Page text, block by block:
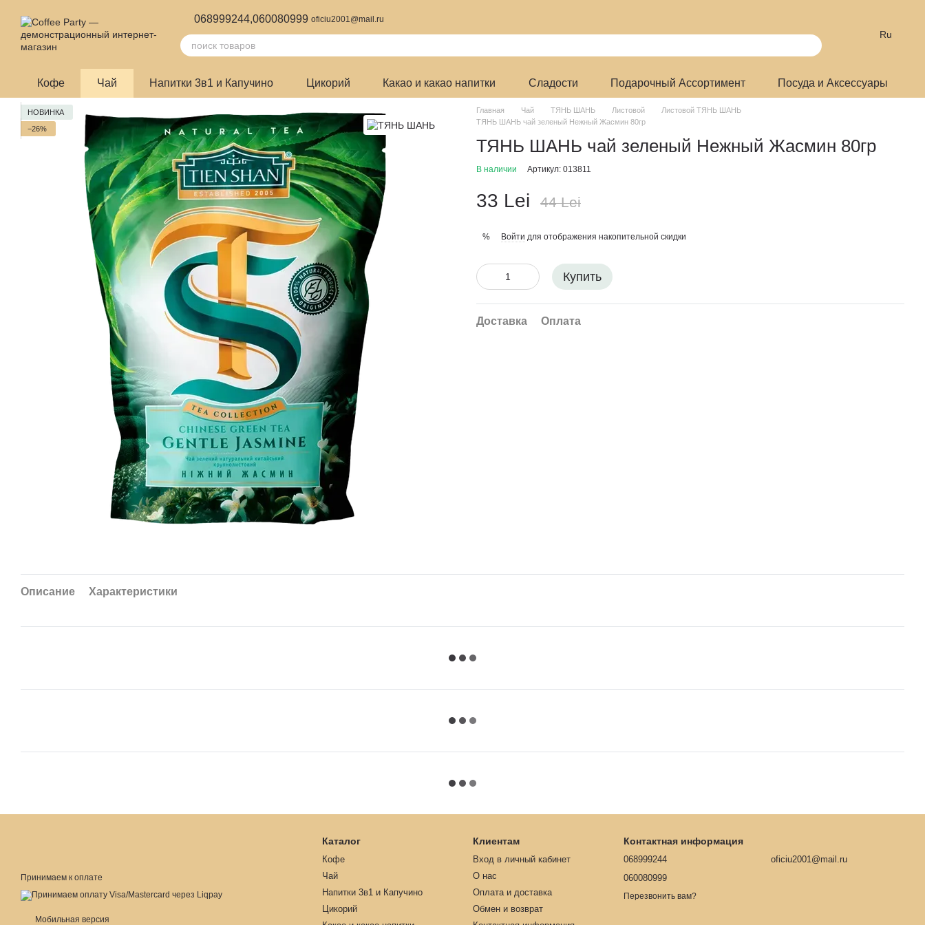
068999244,060080999 oficiu2001@mail.ru
Ru
Кофе Чай Напитки 3в1 и Капучино Цикорий Какао и какао напитки Сладости Подарочный Ассортимент Посуда и Аксессуары
НОВИНКА
−26%
Главная Чай ТЯНЬ ШАНЬ Листовой
Листовой ТЯНЬ ШАНЬ
ТЯНЬ ШАНЬ чай зеленый Нежный Жасмин 80гр
ТЯНЬ ШАНЬ чай зеленый Нежный Жасмин 80гр
В наличии Артикул: 013811
33 Lei 44 Lei
% Войти для отображения накопительной скидки
Купить
Доставка Оплата
Описание Характеристики
Принимаем к оплате
Мобильная версия
Каталог
Кофе
Чай
Напитки 3в1 и Капучино
Цикорий
Клиентам
Вход в личный кабинет
О нас
Оплата и доставка
Обмен и возврат
Контактная информация
068999244
060080999
Перезвонить вам?
oficiu2001@mail.ru